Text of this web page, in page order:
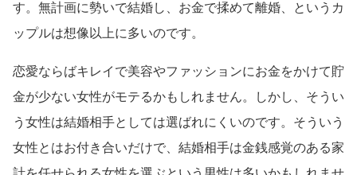
す。無計画に勢いで結婚し、お金で揉めて離婚、というカ
ップルは想像以上に多いのです。
恋愛ならばキレイで美容やファッションにお金をかけて貯
金が少ない女性がモテるかもしれません。しかし、そうい
う女性は結婚相手としては選ばれにくいのです。そういう
女性とはお付き合いだけで、結婚相手は金銭感覚のある家